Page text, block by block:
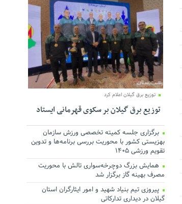
توزیع برق گیلان اعلام کرد
توزیع برق گیلان بر سکوی قهرمانی ایستاد
برگزاری جلسه کمیته تخصصی ورزش سازمان
بهزیستی کشور با محوریت بررسی برنامه‌ها و تدوین
تقویم ورزشی ۱۴۰۵
همایش بزرگ دوچرخه‌سواری تالش با محوریت
مصرف بهینه گاز برگزار شد
پیروزی تیم بنیاد شهید و امور ایثارگران استان
گیلان در دیداری تدارکاتی